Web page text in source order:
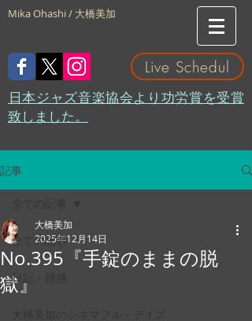
Mika Ohashi / 大橋美加
Live Schedul
​日本ジャズ音楽協会より功労賞を受賞
致しました。
記事
全ての記事
日記・雑感
No.395『手錠のままの脱
獄』
大橋美加
2025年12月14日